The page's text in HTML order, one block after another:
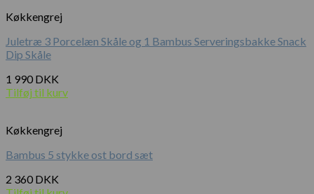
Køkkengrej
Juletræ 3 Porcelæn Skåle og 1 Bambus Serveringsbakke Snack
Dip Skåle
1 990 DKK
Tilføj til kurv
Køkkengrej
Bambus 5 stykke ost bord sæt
2 360 DKK